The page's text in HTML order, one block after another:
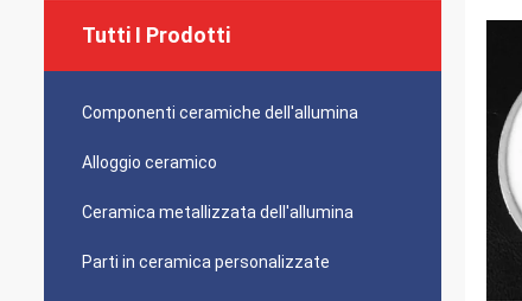
Tutti I Prodotti
Componenti ceramiche dell'allumina
Alloggio ceramico
Ceramica metallizzata dell'allumina
Parti in ceramica personalizzate